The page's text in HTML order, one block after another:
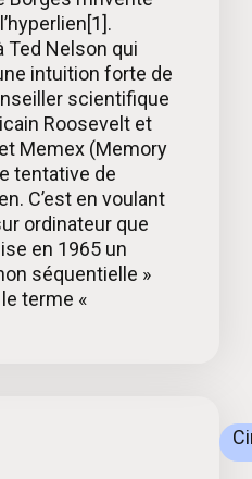
Ted Nelson qui
intuition forte de
scientifique
Roosevelt et
Memex (Memory
tentative de
C’est en voulant
ordinateur que
en 1965 un
séquentielle »
terme «